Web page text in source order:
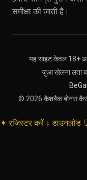
समीक्षा की जाती है।
यह साइट केवल 18+ आयु
जुआ खेलना लता
© 2026 कैशबैक बोनस
✦रजिस्टर करें ↓डाउनलोड